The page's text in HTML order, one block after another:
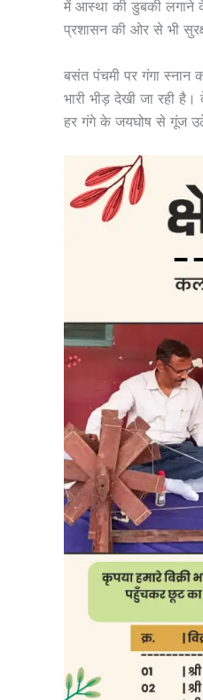
में आस्था की डुबकी लगाने
प्रशासन की ओर से भी
बसंत पंचमी पर गंगा स्नान
भारी भीड़ देखी जा रही
हर गंगे के जयघोष से गूंज